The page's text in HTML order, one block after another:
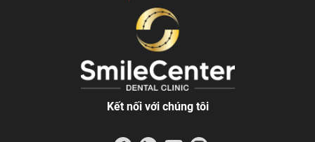
Kết nối với chúng tôi